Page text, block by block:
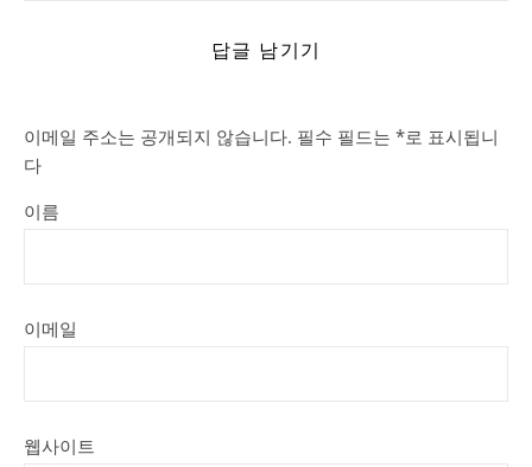
답글 남기기
이메일 주소는 공개되지 않습니다. 필수 필드는 *로 표시됩니
다
이름
이메일
웹사이트